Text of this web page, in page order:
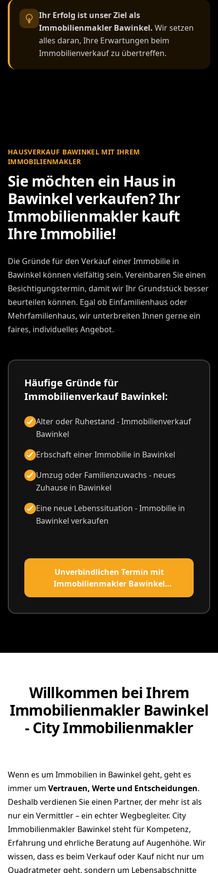
Ihr Erfolg ist unser Ziel als
Immobilienmakler Bawinkel. Wir setzen
alles daran, Ihre Erwartungen beim
Immobilienverkauf zu übertreffen.
HAUSVERKAUF BAWINKEL MIT IHREM
IMMOBILIENMAKLER
Sie möchten ein Haus in
Bawinkel verkaufen? Ihr
Immobilienmakler kauft
Ihre Immobilie!
Die Gründe für den Verkauf einer Immobilie in
Bawinkel können vielfältig sein. Vereinbaren Sie einen
Besichtigungstermin, damit wir Ihr Grundstück besser
beurteilen können. Egal ob Einfamilienhaus oder
Mehrfamilienhaus, wir unterbreiten Ihnen gerne ein
faires, individuelles Angebot.
Häufige Gründe für
Immobilienverkauf Bawinkel:
Alter oder Ruhestand - Immobilienverkauf
Bawinkel
Erbschaft einer Immobilie in Bawinkel
Umzug oder Familienzuwachs - neues
Zuhause in Bawinkel
Eine neue Lebenssituation - Immobilie in
Bawinkel verkaufen
Unverbindlichen Termin mit
Immobilienmakler Bawinkel
vereinbaren
Willkommen bei Ihrem
Immobilienmakler Bawinkel
- City Immobilienmakler
Wenn es um Immobilien in Bawinkel geht, geht es
immer um Vertrauen, Werte und Entscheidungen.
Deshalb verdienen Sie einen Partner, der mehr ist als
nur ein Vermittler – ein echter Wegbegleiter. City
Immobilienmakler Bawinkel steht für Kompetenz,
Erfahrung und ehrliche Beratung auf Augenhöhe. Wir
wissen, dass es beim Verkauf oder Kauf nicht nur um
Quadratmeter geht, sondern um Lebensabschnitte